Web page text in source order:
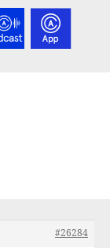
#26284